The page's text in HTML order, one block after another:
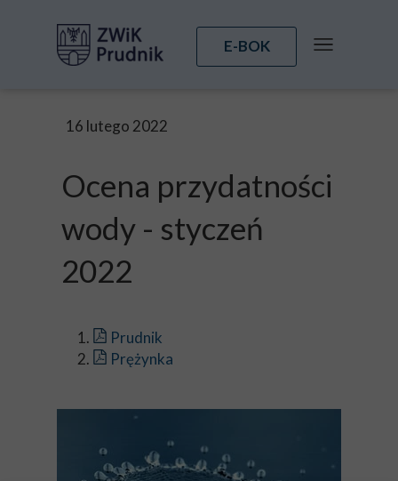
16 lutego 2022
Ocena przydatności
wody - styczeń
2022
Prudnik
Prężynka
E-BOK